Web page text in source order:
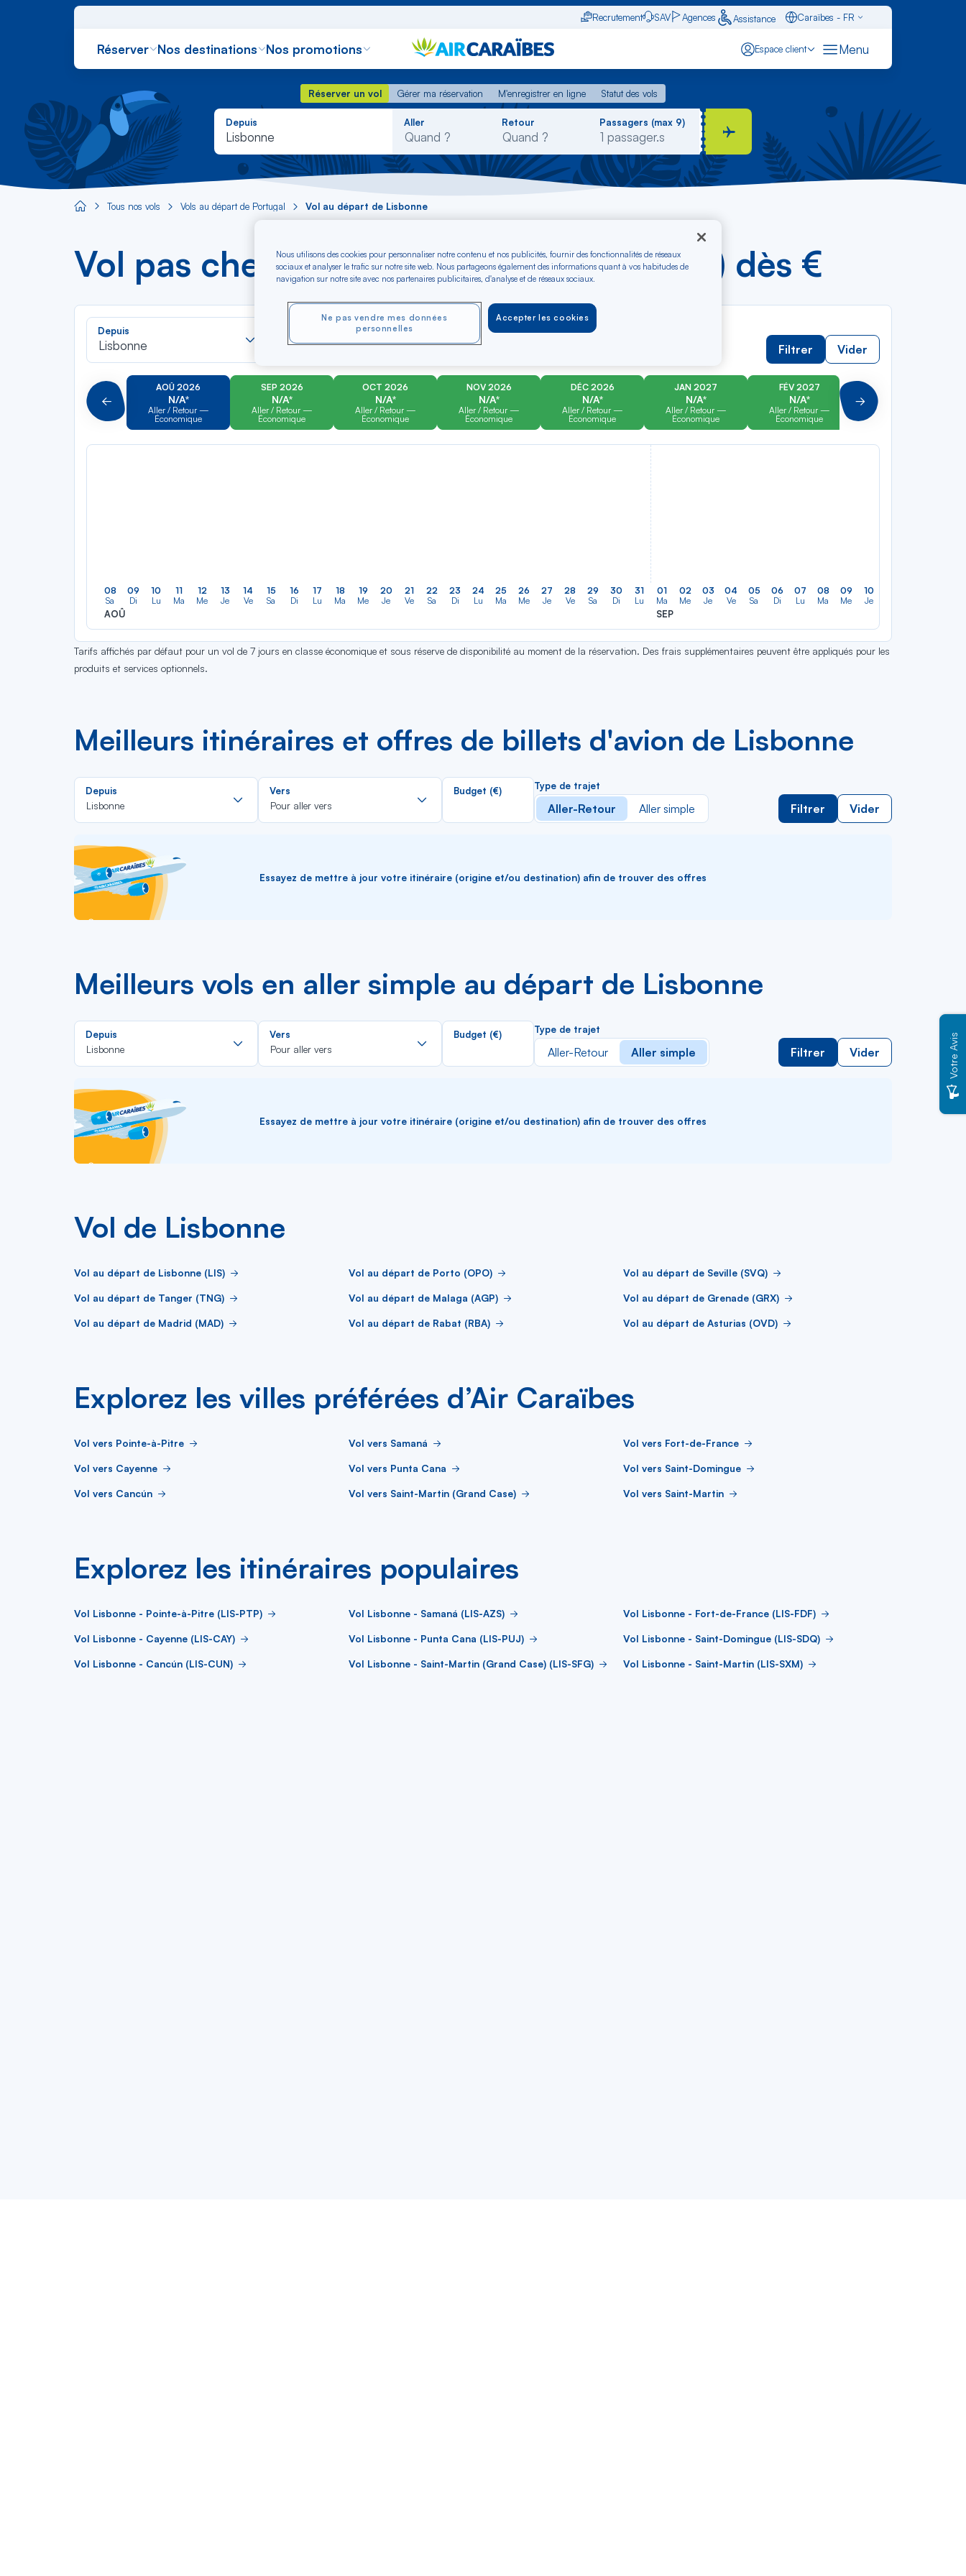
Recrutement SAV Agences Assistance
Caraïbes - FR
Réserver Nos destinations Nos promotions Espace client Menu
Réserver un vol Gérer ma réservation M'enregistrer en ligne
Statut des vols
Réserver un vol
Gérer ma réservation M'enregistrer en ligne Statut des vols
Depuis
Lisbonne
Rechercher
dans
liste
Aller Retour Passagers (max 9)
Aircaraibes.com
Tous nos vols Vols au départ de Portugal Vol au départ de Lisbonne
Vol pas cher au départ de Lisbonne (LIS) dès €
Depuis
Lisbonne
Rechercher
dans
liste
Pour aller vers
Rechercher
dans
liste
Type de trajet
Aller-Retour Filtrer Vider
Précédent
AOÛ 2026
N/A*
Aller / Retour —
Économique
SEP 2026
N/A*
Aller / Retour —
Économique
OCT 2026
N/A*
Aller / Retour —
Économique
NOV 2026
N/A*
Aller / Retour —
Économique
DÉC 2026
N/A*
Aller / Retour —
Économique
JAN 2027
N/A*
Aller / Retour —
Économique
FÉV 2027
N/A*
Aller / Retour —
Économique
Aller / Retour —
Suivant
08
Sa
AOÛ
09
Di
10
Lu
11
Ma
12
Me
13
Je
14
Ve
15
Sa
16
Di
17
Lu
18
Ma
19
Me
20
Je
21
Ve
22
Sa
23
Di
24
Lu
25
Ma
26
Me
27
Je
28
Ve
29
Sa
30
Di
31
Lu
01
Ma
SEP
02
Me
03
Je
04
Ve
05
Sa
06
Di
07
Lu
08
Ma
09
Me
10
Je
Tarifs affichés par défaut pour un vol de 7 jours en classe économique et sous réserve de disponibilité au moment de la réservation. Des frais supplémentaires peuvent être appliqués pour les
produits et services optionnels.
Meilleurs itinéraires et offres de billets d'avion de Lisbonne
Depuis
Lisbonne
Rechercher
dans
la
Vers
Pour aller vers
Rechercher
la
Budget (€) Type de trajet
Aller-Retour Aller simple Filtrer Vider
Essayez de mettre à jour votre itinéraire (origine et/ou destination) afin de trouver des offres
Meilleurs vols en aller simple au départ de Lisbonne
Depuis
Lisbonne
Rechercher
dans
la
Vers
Pour aller vers
Rechercher
la
Budget (€) Type de trajet
Aller-Retour Aller simple Filtrer Vider
Essayez de mettre à jour votre itinéraire (origine et/ou destination) afin de trouver des offres
Vol de Lisbonne
Vol au départ de Lisbonne (LIS) Vol au départ de Porto (OPO) Vol au départ de Seville (SVQ)
Vol au départ de Tanger (TNG) Vol au départ de Malaga (AGP) Vol au départ de Grenade (GRX)
Vol au départ de Madrid (MAD) Vol au départ de Rabat (RBA) Vol au départ de Asturias (OVD)
Explorez les villes préférées d’Air Caraïbes
Vol vers Pointe-à-Pitre Vol vers Samaná Vol vers Fort-de-France
Vol vers Cayenne Vol vers Punta Cana Vol vers Saint-Domingue
Vol vers Cancún Vol vers Saint-Martin (Grand Case) Vol vers Saint-Martin
Explorez les itinéraires populaires
Vol Lisbonne - Pointe-à-Pitre (LIS-PTP) Vol Lisbonne - Samaná (LIS-AZS) Vol Lisbonne - Fort-de-France (LIS-FDF)
Vol Lisbonne - Cayenne (LIS-CAY) Vol Lisbonne - Punta Cana (LIS-PUJ) Vol Lisbonne - Saint-Domingue (LIS-SDQ)
Vol Lisbonne - Cancún (LIS-CUN) Vol Lisbonne - Saint-Martin (Grand Case) (LIS-SFG) Vol Lisbonne - Saint-Martin (LIS-SXM)
Nous utilisons des cookies pour personnaliser notre contenu et nos publicités, fournir des fonctionnalités de réseaux
sociaux et analyser le trafic sur notre site web. Nous partageons également des informations quant à vos habitudes de
navigation sur notre site avec nos partenaires publicitaires, d'analyse et de réseaux sociaux.
Accepter les cookies
Ne pas vendre mes données
personnelles
Votre Avis